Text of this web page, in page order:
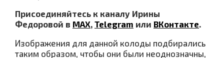
Присоединяйтесь к каналу Ирины
Федоровой в МАХ, Telegram или ВКонтакте.
Изображения для данной колоды подбирались
таким образом, чтобы они были неоднозначны,